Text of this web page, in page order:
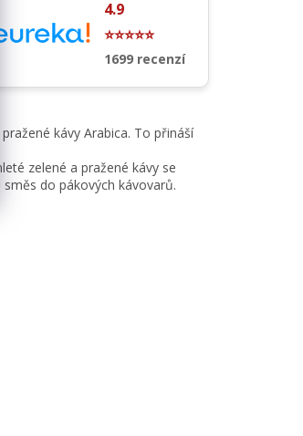
4.9
⭐⭐⭐⭐⭐
1699 recenzí
kávy Arabica. To přináší
zelené a pražené kávy se
do pákových kávovarů.